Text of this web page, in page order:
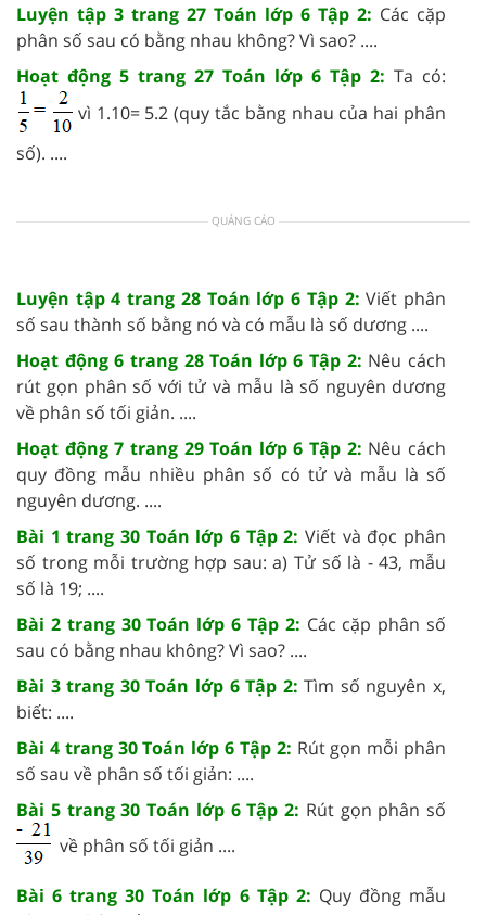
Luyện tập 3 trang 27 Toán lớp 6 Tập 2: Các cặp
phân số sau có bằng nhau không? Vì sao? ....
Hoạt động 5 trang 27 Toán lớp 6 Tập 2: Ta có:
vì 1.10= 5.2 (quy tắc bằng nhau của hai phân
số). ....
QUẢNG CÁO
Luyện tập 4 trang 28 Toán lớp 6 Tập 2: Viết phân
số sau thành số bằng nó và có mẫu là số dương ....
Hoạt động 6 trang 28 Toán lớp 6 Tập 2: Nêu cách
rút gọn phân số với tử và mẫu là số nguyên dương
về phân số tối giản. ....
Hoạt động 7 trang 29 Toán lớp 6 Tập 2: Nêu cách
quy đồng mẫu nhiều phân số có tử và mẫu là số
nguyên dương. ....
Bài 1 trang 30 Toán lớp 6 Tập 2: Viết và đọc phân
số trong mỗi trường hợp sau: a) Tử số là - 43, mẫu
số là 19; ....
Bài 2 trang 30 Toán lớp 6 Tập 2: Các cặp phân số
sau có bằng nhau không? Vì sao? ....
Bài 3 trang 30 Toán lớp 6 Tập 2: Tìm số nguyên x,
biết: ....
Bài 4 trang 30 Toán lớp 6 Tập 2: Rút gọn mỗi phân
số sau về phân số tối giản: ....
Bài 5 trang 30 Toán lớp 6 Tập 2: Rút gọn phân số
về phân số tối giản ....
Bài 6 trang 30 Toán lớp 6 Tập 2: Quy đồng mẫu